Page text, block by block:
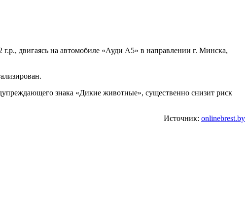
двигаясь на автомобиле «Ауди А5» в направлении г. Минска,
знака «Дикие животные», существенно снизит риск
Источник: onlinebrest.by